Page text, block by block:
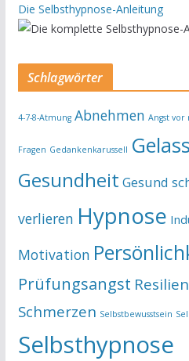
Die Selbsthypnose-Anleitung
Schlagwörter
4-7-8-Atmung Abnehmen Angst
Fragen Gedankenkarussell
Gesundheit Gesund
verlieren Hypnose
Motivation
Prüfungsangst
Schmerzen Selbstbewusstsein
Selbsthypnose